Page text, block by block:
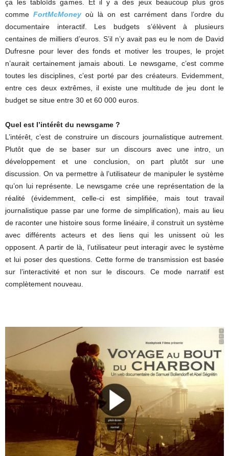
ça les tabloïds games. Et il y a des jeux beaucoup plus gros
commeFortMcMoney où là on est carrément dans l’ordre du
documentaire interactif. Les budgets s’élèvent à plusieurs
centaines de milliers d’euros. S’il n’y avait pas eu le nom de David
Dufresne pour lever des fonds et motiver les troupes, le projet
n’aurait certainement jamais abouti. Le newsgame, c’est comme
toutes les disciplines, c’est porté par des créateurs. Evidemment,
entre ces deux extrêmes, il existe une multitude de jeu dont le
budget se situe entre 30 et 60 000 euros.
Quel est l’intérêt du newsgame ?
L’intérêt, c’est de construire un discours journalistique autrement.
Plutôt que de se baser sur un discours avec une intro, un
développement et une conclusion, on part plutôt sur une
discussion. On va permettre à l’utilisateur de manipuler le système
qu’on lui représente. Le newsgame crée une représentation de la
réalité (évidemment, celle-ci est simplifiée, mais tout travail
journalistique passe par une forme de simplification), mais au lieu
de raconter une histoire sous forme linéaire, il construit un système
avec différents acteurs et des liens qui les unissent où les
opposent. A partir de là, l’utilisateur peut interagir avec le système
et lui poser des questions. Cette forme de transmission est basée
sur l’interactivité et non sur le discours. Ce mode narratif est
complètement nouveau.